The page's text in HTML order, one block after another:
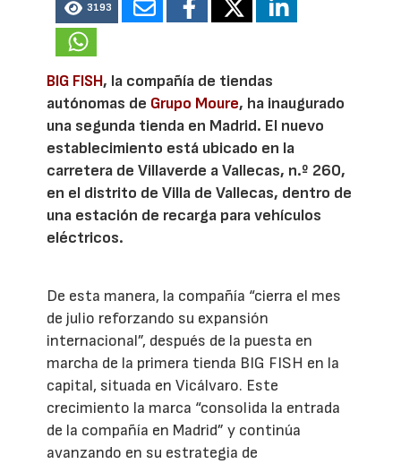
3193
BIG FISH, la compañía de tiendas
autónomas de Grupo Moure, ha inaugurado
una segunda tienda en Madrid. El nuevo
establecimiento está ubicado en la
carretera de Villaverde a Vallecas, n.º 260,
en el distrito de Villa de Vallecas, dentro de
una estación de recarga para vehículos
eléctricos.
De esta manera, la compañía “cierra el mes
de julio reforzando su expansión
internacional”, después de la puesta en
marcha de la primera tienda BIG FISH en la
capital, situada en Vicálvaro. Este
crecimiento la marca “consolida la entrada
de la compañía en Madrid” y continúa
avanzando en su estrategia de